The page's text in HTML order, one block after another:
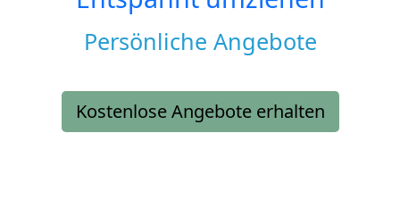
Persönliche Angebote
Kostenlose Angebote erhalten